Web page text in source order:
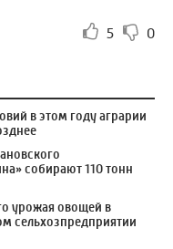
5 0
в этом году аграрии
собирают 110 тонн
урожая овощей в
сельхозпредприятии